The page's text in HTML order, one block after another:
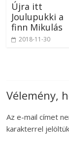
Újra itt
Joulupukki a
finn Mikulás
2018-11-30
Vélemény,
Az e-mail címet
karakterrel jelöltük